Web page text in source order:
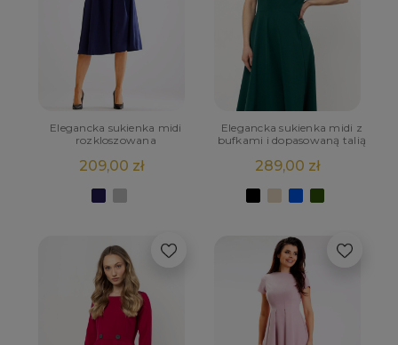
Elegancka sukienka midi
rozkloszowana
209,00 zł
Elegancka sukienka midi z
bufkami i dopasowaną talią
289,00 zł